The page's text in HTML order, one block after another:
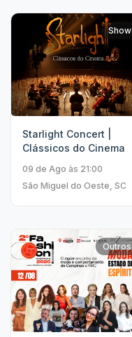
Show
Starlight Concert |
Clássicos do Cinema
09 de Ago às 21:00
São Miguel do Oeste, SC
Outros